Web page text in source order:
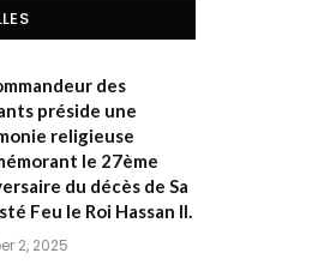
des
préside une
religieuse
le 27ème
du décès de Sa
Feu le Roi Hassan II.
2, 2025